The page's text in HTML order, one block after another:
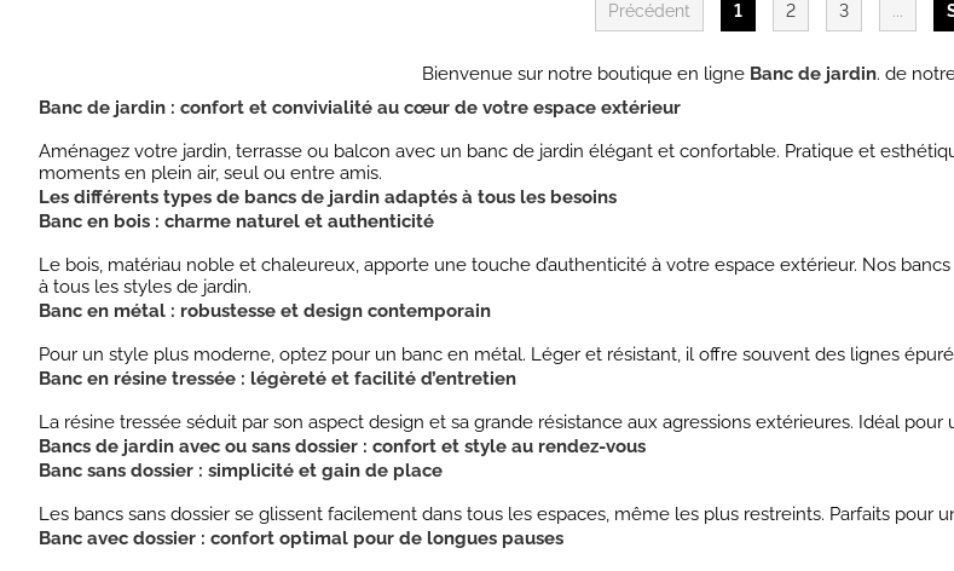
Précédent 1 2 3 ...
Bienvenue sur notre boutique en ligne Banc de jardin. de
Banc de jardin : confort et convivialité au cœur de votre espace extérieur
Aménagez votre jardin, terrasse ou balcon avec un banc de jardin élégant et confortable. Pratique et
moments en plein air, seul ou entre amis.
Les différents types de bancs de jardin adaptés à tous les besoins
Banc en bois : charme naturel et authenticité
Le bois, matériau noble et chaleureux, apporte une touche d’authenticité à votre espace extérieur. Nos
à tous les styles de jardin.
Banc en métal : robustesse et design contemporain
Pour un style plus moderne, optez pour un banc en métal. Léger et résistant, il offre souvent des lignes
Banc en résine tressée : légèreté et facilité d’entretien
La résine tressée séduit par son aspect design et sa grande résistance aux agressions extérieures. Idéal
Bancs de jardin avec ou sans dossier : confort et style au rendez-vous
Banc sans dossier : simplicité et gain de place
Les bancs sans dossier se glissent facilement dans tous les espaces, même les plus restreints. Parfaits pour
Banc avec dossier : confort optimal pour de longues pauses